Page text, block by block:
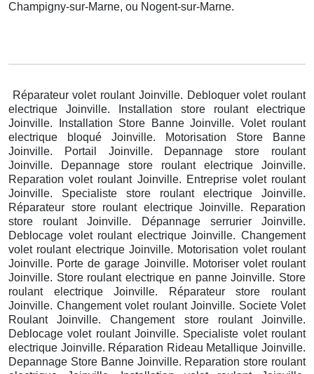
Champigny-sur-Marne, ou Nogent-sur-Marne.
Réparateur volet roulant Joinville. Debloquer volet roulant
electrique Joinville. Installation store roulant electrique
Joinville. Installation Store Banne Joinville. Volet roulant
electrique bloqué Joinville. Motorisation Store Banne
Joinville. Portail Joinville. Depannage store roulant
Joinville. Depannage store roulant electrique Joinville.
Reparation volet roulant Joinville. Entreprise volet roulant
Joinville. Specialiste store roulant electrique Joinville.
Réparateur store roulant electrique Joinville. Reparation
store roulant Joinville. Dépannage serrurier Joinville.
Deblocage volet roulant electrique Joinville. Changement
volet roulant electrique Joinville. Motorisation volet roulant
Joinville. Porte de garage Joinville. Motoriser volet roulant
Joinville. Store roulant electrique en panne Joinville. Store
roulant electrique Joinville. Réparateur store roulant
Joinville. Changement volet roulant Joinville. Societe Volet
Roulant Joinville. Changement store roulant Joinville.
Deblocage volet roulant Joinville. Specialiste volet roulant
electrique Joinville. Réparation Rideau Metallique Joinville.
Depannage Store Banne Joinville. Reparation store roulant